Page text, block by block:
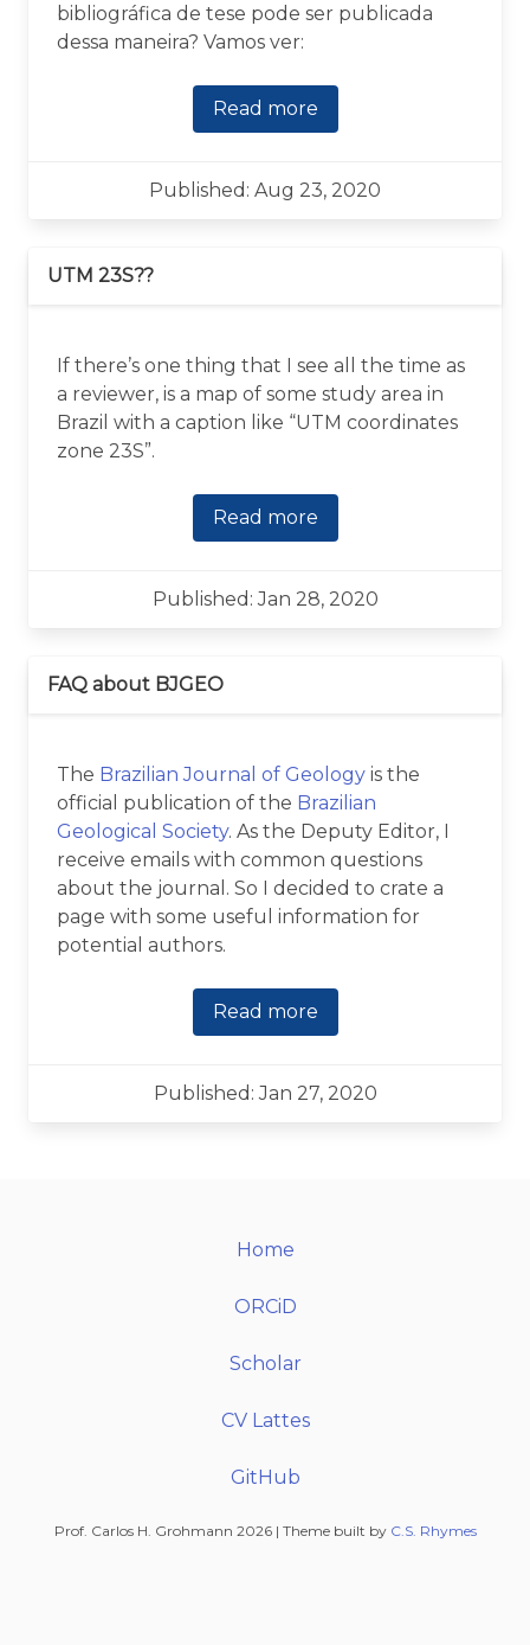
bibliográfica de tese pode ser publicada
dessa maneira? Vamos ver:
Read more
Published: Aug 23, 2020
UTM 23S??
If there’s one thing that I see all the time as
a reviewer, is a map of some study area in
Brazil with a caption like “UTM coordinates
zone 23S”.
Read more
Published: Jan 28, 2020
FAQ about BJGEO
The Brazilian Journal of Geology is the
official publication of the Brazilian
Geological Society. As the Deputy Editor, I
receive emails with common questions
about the journal. So I decided to crate a
page with some useful information for
potential authors.
Read more
Published: Jan 27, 2020
Home
ORCiD
Scholar
CV Lattes
GitHub
Prof. Carlos H. Grohmann 2026 | Theme built by C.S. Rhymes